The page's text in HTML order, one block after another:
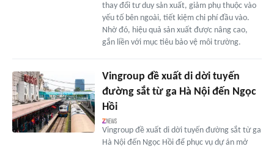
thay đổi tư duy sản xuất, giảm phụ thuộc vào
yếu tố bên ngoài, tiết kiệm chi phí đầu vào.
Nhờ đó, hiệu quả sản xuất được nâng cao,
gắn liền với mục tiêu bảo vệ môi trường.
Vingroup đề xuất di dời tuyến
đường sắt từ ga Hà Nội đến Ngọc
Hồi
Vingroup đề xuất di dời tuyến đường sắt từ ga
Hà Nội đến Ngọc Hồi để phục vụ dự án mở